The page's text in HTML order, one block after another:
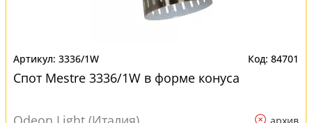
3336/1W 84701
Спот Mestre 3336/1W в форме конуса